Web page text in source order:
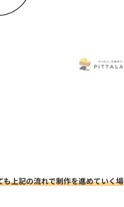
上記の流れで制作を進めていく場